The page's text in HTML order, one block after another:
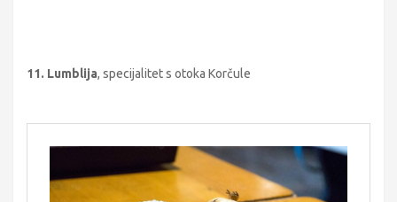
11. Lumblija, specijalitet s otoka Korčule